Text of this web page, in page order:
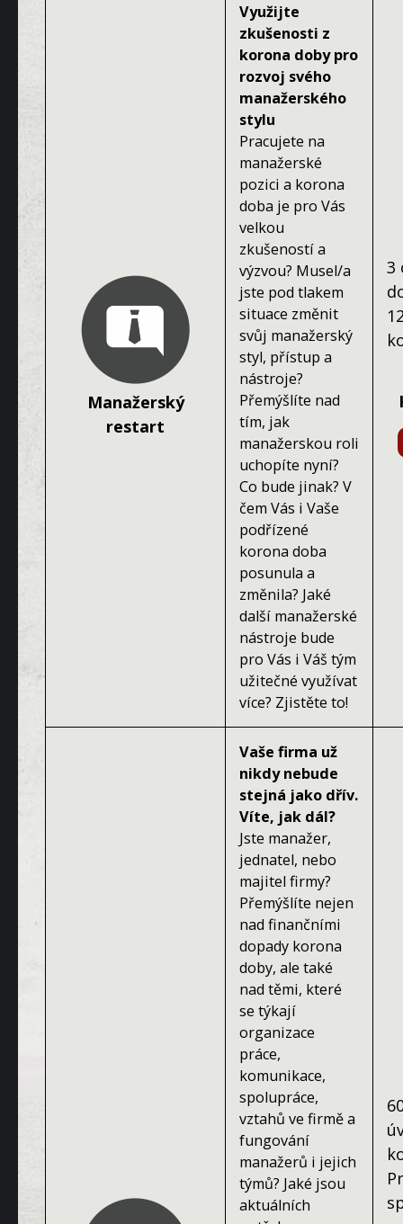
Manažerský
restart
Využijte
zkušenosti z
korona doby pro
rozvoj svého
manažerského
stylu
Pracujete na
manažerské
pozici a korona
doba je pro Vás
velkou
zkušeností a
výzvou? Musel/a
jste pod tlakem
situace změnit
svůj manažerský
styl, přístup a
nástroje?
Přemýšlíte nad
tím, jak
manažerskou roli
uchopíte nyní?
Co bude jinak? V
čem Vás i Vaše
podřízené
korona doba
posunula a
změnila? Jaké
další manažerské
nástroje bude
pro Vás i Váš tým
užitečné využívat
více? Zjistěte to!
3
Vaše firma už
nikdy nebude
stejná jako dřív.
Víte, jak dál?
Jste manažer,
jednatel, nebo
majitel firmy?
Přemýšlíte nejen
nad finančními
dopady korona
doby, ale také
nad těmi, které
se týkají
organizace
práce,
komunikace,
spolupráce,
vztahů ve firmě a
fungování
manažerů i jejich
týmů? Jaké jsou
aktuálních